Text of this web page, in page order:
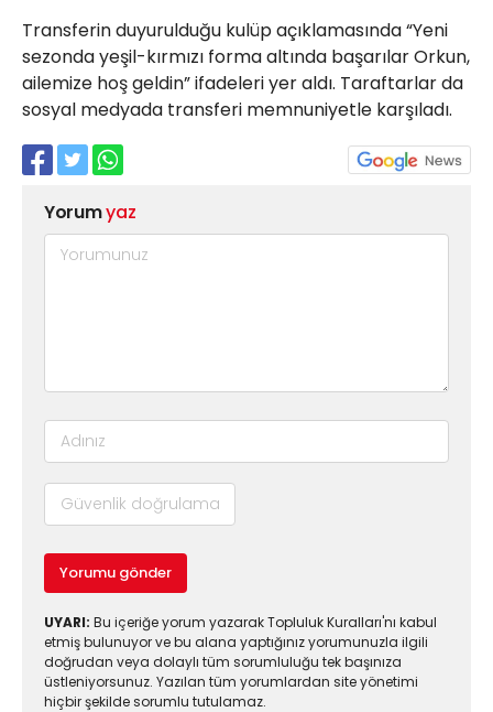
Transferin duyurulduğu kulüp açıklamasında “Yeni
sezonda yeşil-kırmızı forma altında başarılar Orkun,
ailemize hoş geldin” ifadeleri yer aldı. Taraftarlar da
sosyal medyada transferi memnuniyetle karşıladı.
Yorumyaz
Yorumu gönder
UYARI: Bu içeriğe yorum yazarak Topluluk Kuralları'nı kabul
etmiş bulunuyor ve bu alana yaptığınız yorumunuzla ilgili
doğrudan veya dolaylı tüm sorumluluğu tek başınıza
üstleniyorsunuz. Yazılan tüm yorumlardan site yönetimi
hiçbir şekilde sorumlu tutulamaz.